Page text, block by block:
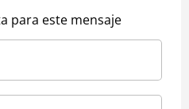
para este mensaje